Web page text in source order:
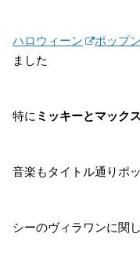
ハロウィーン ポップン
ました
特に ミッキーとマック
音楽もタイトル通りポ
シーのヴィラワンに関